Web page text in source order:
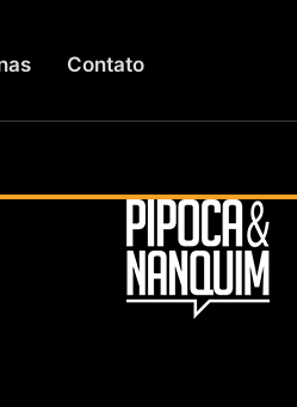
Contato